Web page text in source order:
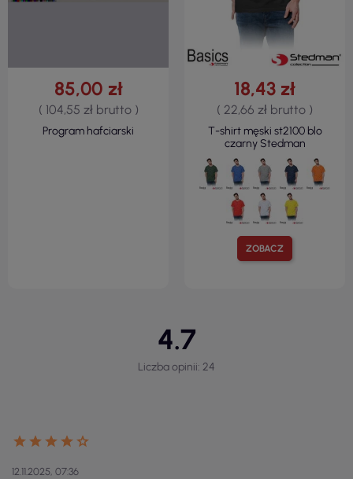
85,00 zł
( 104,55 zł brutto )
Program hafciarski
ZOBACZ
18,43 zł
( 22,66 zł brutto )
T-shirt męski st2100 blo
czarny Stedman
4.7
Liczba opinii: 24
12.11.2025, 07:36